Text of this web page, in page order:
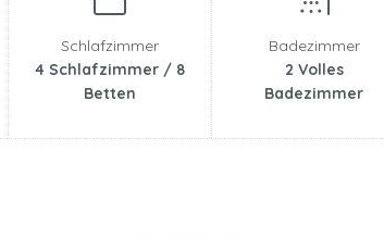
Schlafzimmer
4 Schlafzimmer / 8
Betten
Badezimmer
2 Volles
Badezimmer